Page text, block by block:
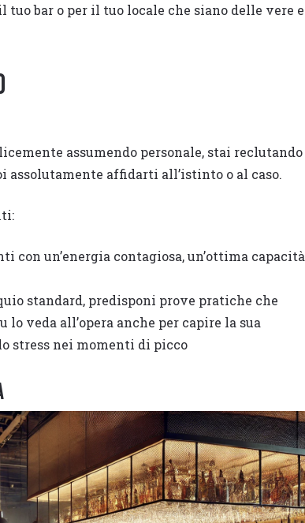
bar o per il tuo locale che siano delle vere e
assumendo personale, stai reclutando
affidarti all’istinto o al caso.
con un’energia contagiosa, un’ottima capacità
standard, predisponi prove pratiche che
veda all’opera anche per capire la sua
stress nei momenti di picco